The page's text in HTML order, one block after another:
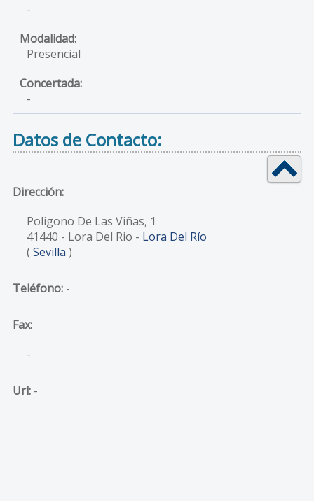
-
Presencial
-
Datos de Contacto:
Dirección:
Poligono De Las Viñas, 1
41440 - Lora Del Rio - Lora Del Río
( Sevilla )
Teléfono:-
Fax:
-
Url:-